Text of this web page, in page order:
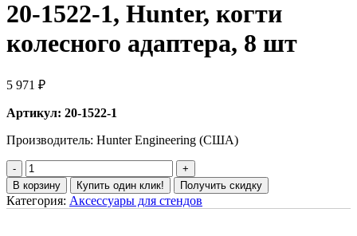
20-1522-1, Hunter, когти
колесного адаптера, 8 шт
5 971 ₽
Артикул: 20-1522-1
Производитель: Hunter Engineering (США)
В корзину Купить один клик! Получить скидку
Категория: Аксессуары для стендов